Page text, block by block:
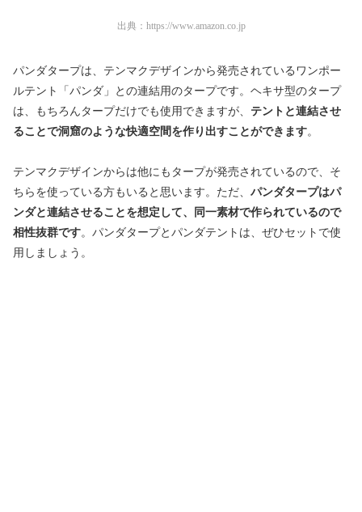
出典： https://www.amazon.co.jp
パンダタープは、テンマクデザインから発売されているワンポー
ルテント「パンダ」との連結用のタープです。ヘキサ型のタープ
は、もちろんタープだけでも使用できますが、 テントと連結させ
ることで洞窟のような快適空間を作り出すことができます。
テンマクデザインからは他にもタープが発売されているので、そ
ちらを使っている方もいると思います。ただ、 パンダタープはパ
ンダと連結させることを想定して、
同一素材で作られているので
相性抜群です。パンダタープとパンダテントは、ぜひセットで使
用しましょう。